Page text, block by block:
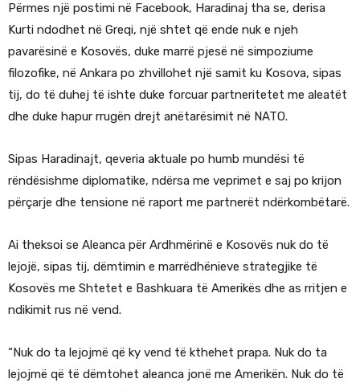
Përmes një postimi në Facebook, Haradinaj tha se, derisa
Kurti ndodhet në Greqi, një shtet që ende nuk e njeh
pavarësinë e Kosovës, duke marrë pjesë në simpoziume
filozofike, në Ankara po zhvillohet një samit ku Kosova, sipas
tij, do të duhej të ishte duke forcuar partneritetet me aleatët
dhe duke hapur rrugën drejt anëtarësimit në NATO.
Sipas Haradinajt, qeveria aktuale po humb mundësi të
rëndësishme diplomatike, ndërsa me veprimet e saj po krijon
përçarje dhe tensione në raport me partnerët ndërkombëtarë.
Ai theksoi se Aleanca për Ardhmërinë e Kosovës nuk do të
lejojë, sipas tij, dëmtimin e marrëdhënieve strategjike të
Kosovës me Shtetet e Bashkuara të Amerikës dhe as rritjen e
ndikimit rus në vend.
“Nuk do ta lejojmë që ky vend të kthehet prapa. Nuk do ta
lejojmë që të dëmtohet aleanca jonë me Amerikën. Nuk do të